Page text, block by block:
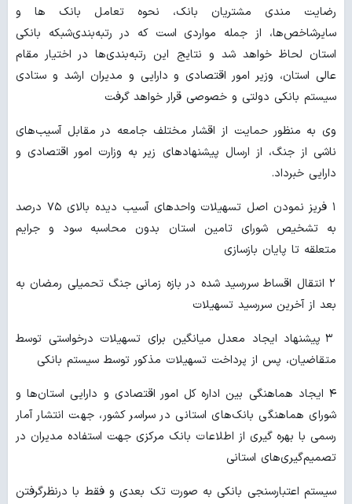
رضایت مندی مشتریان بانک، نحوه تعامل بانک ها و
سایرشاخص‌ها، از جمله مواردی است که در رتبه‌بندی‌شبکه بانکی
استان لحاظ خواهد شد و نتایج این رتبه‌بندی‌ها در اختیار مقام
عالی استان، وزیر امور اقتصادی و دارایی و مدیران ارشد و ستادی
سیستم بانکی دولتی و خصوصی قرار خواهد گرفت
وی به منظور حمایت از اقشار مختلف جامعه در مقابل آسیب‌های
ناشی از جنگ، از ارسال پیشنهادهای زیر به وزارت امور اقتصادی و
دارایی خبرداد.
۱ فریز نمودن اصل تسهیلات واحدهای آسیب دیده بالای ۷۵ درصد
به تشخیص شورای تامین استان بدون محاسبه سود و جرایم
متعلقه تا پایان بازسازی
۲ انتقال اقساط سررسید شده در بازه زمانی جنگ تحمیلی رمضان به
بعد از آخرین سررسید تسهیلات
۳ پیشنهاد ایجاد معدل میانگین برای تسهیلات درخواستی توسط
متقاضیان، پس از پرداخت تسهیلات مذکور توسط سیستم بانکی
۴ ایجاد هماهنگی بین اداره کل امور اقتصادی و دارایی استان‌ها و
شورای هماهنگی بانک‌های استانی در سراسر کشور، جهت انتشار آمار
رسمی با بهره گیری از اطلاعات بانک مرکزی جهت استفاده مدیران در
تصمیم‌گیری‌های استانی
سیستم اعتبارسنجی بانکی به صورت تک بعدی و فقط با درنظرگرفتن